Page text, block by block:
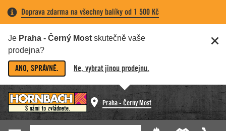
Doprava zdarma na všechny balíky od 1 500 Kč
Je Praha - Černý Most skutečně vaše
prodejna?
ANO, SPRÁVNĚ. Ne, vybrat jinou prodejnu.
Praha - Černý Most